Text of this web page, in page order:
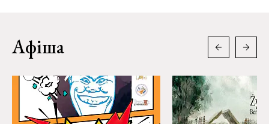
Афіша